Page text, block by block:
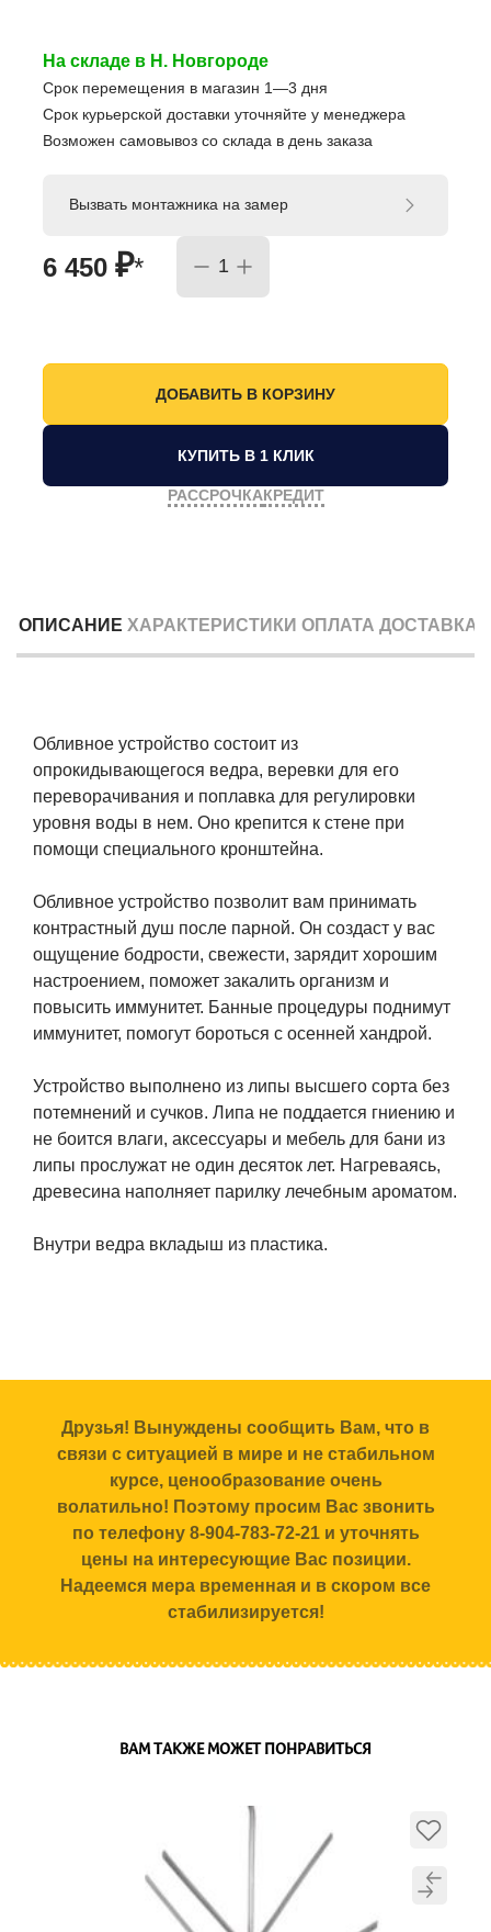
На складе в Н. Новгороде
Срок перемещения в магазин 1—3 дня
Срок курьерской доставки уточняйте у менеджера
Возможен самовывоз со склада в день заказа
6 450 ₽*
Вызвать монтажника на замер
КУПИТЬ В 1 КЛИК
РАССРОЧКАКРЕДИТ
ОПИСАНИЕ ХАРАКТЕРИСТИКИ ОПЛАТА ДОСТАВКА
Обливное устройство состоит из
опрокидывающегося ведра, веревки для его
переворачивания и поплавка для регулировки
уровня воды в нем. Оно крепится к стене при
помощи специального кронштейна.
Обливное устройство позволит вам принимать
контрастный душ после парной. Он создаст у вас
ощущение бодрости, свежести, зарядит хорошим
настроением, поможет закалить организм и
повысить иммунитет. Банные процедуры поднимут
иммунитет, помогут бороться с осенней хандрой.
Устройство выполнено из липы высшего сорта без
потемнений и сучков. Липа не поддается гниению и
не боится влаги, аксессуары и мебель для бани из
липы прослужат не один десяток лет. Нагреваясь,
древесина наполняет парилку лечебным ароматом.
Внутри ведра вкладыш из пластика.
Друзья! Вынуждены сообщить Вам, что в
связи с ситуацией в мире и не стабильном
курсе, ценообразование очень
волатильно! Поэтому просим Вас звонить
по телефону 8-904-783-72-21 и уточнять
цены на интересующие Вас позиции.
Надеемся мера временная и в скором все
стабилизируется!
ВАМ ТАКЖЕ МОЖЕТ ПОНРАВИТЬСЯ